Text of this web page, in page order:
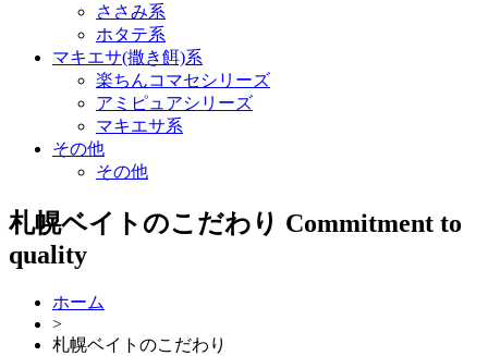
ささみ系
ホタテ系
マキエサ(撒き餌)系
楽ちんコマセシリーズ
アミピュアシリーズ
マキエサ系
その他
その他
札幌ベイトのこだわり Commitment to
quality
ホーム
>
札幌ベイトのこだわり